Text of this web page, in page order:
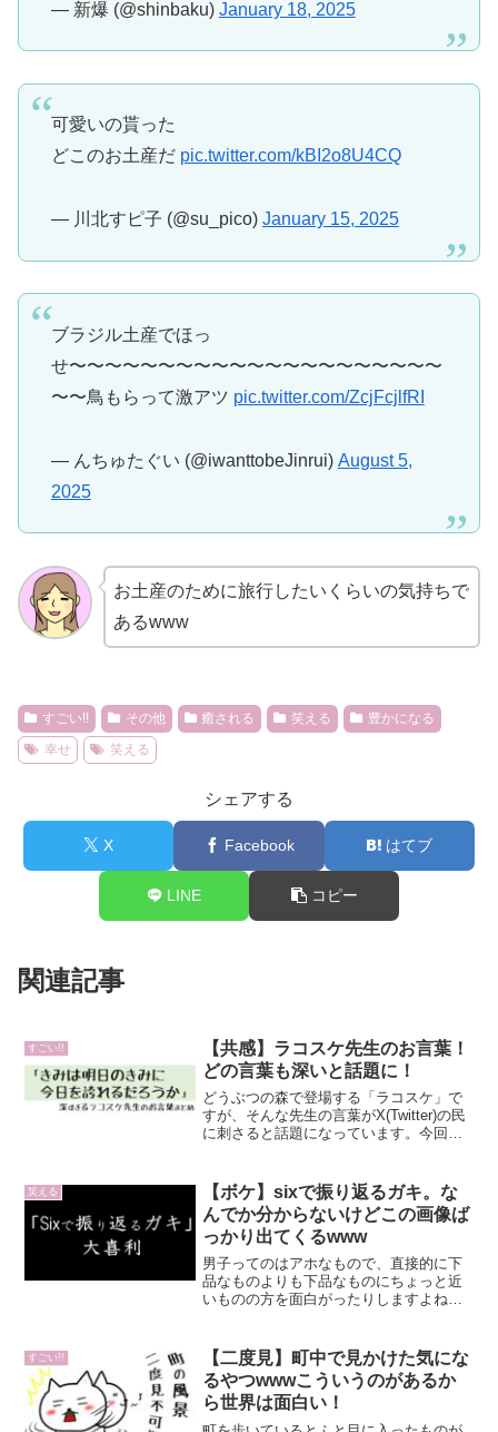
— 新爆 (@shinbaku) January 18, 2025
可愛いの貰った
どこのお土産だ pic.twitter.com/kBI2o8U4CQ
— 川北すピ子 (@su_pico) January 15, 2025
ブラジル土産でほっ
せ〜〜〜〜〜〜〜〜〜〜〜〜〜〜〜〜〜〜〜〜〜
〜〜鳥もらって激アツ pic.twitter.com/ZcjFcjlfRI
— んちゅたぐい (@iwanttobeJinrui) August 5,
2025
お土産のために旅行したいくらいの気持ちで
あるwww
すごい!! その他 癒される 笑える
豊かになる
幸せ
笑える
シェアする
X Facebook はてブ
LINE コピー
関連記事
すごい!!
【共感】ラコスケ先生のお言葉！
どの言葉も深いと話題に！
どうぶつの森で登場する「ラコスケ」で
すが、そんな先生の言葉がX(Twitter)の民
に刺さると話題になっています。今回は
森/Switch/HACPACBAA/A 全年齢対象p...
笑える
【ボケ】sixで振り返るガキ。な
んでか分からないけどこの画像ば
っかり出てくるwww
男子ってのはアホなもので、直接的に下
品なものよりも下品なものにちょっと近
いものの方を面白がったりしますよね。
振り返るガキ」というのが有名になって
います。よく分か...
すごい!!
【二度見】町中で見かけた気にな
るやつwwwこういうのがあるか
ら世界は面白い！